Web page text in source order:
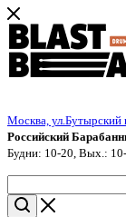
Москва, ул.Бутырский
Российский
Будни: 10-20, Вых.: